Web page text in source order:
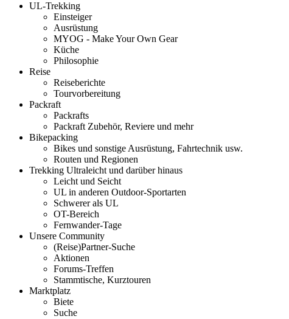
UL-Trekking
Einsteiger
Ausrüstung
MYOG - Make Your Own Gear
Küche
Philosophie
Reise
Reiseberichte
Tourvorbereitung
Packraft
Packrafts
Packraft Zubehör, Reviere und mehr
Bikepacking
Bikes und sonstige Ausrüstung, Fahrtechnik usw.
Routen und Regionen
Trekking Ultraleicht und darüber hinaus
Leicht und Seicht
UL in anderen Outdoor-Sportarten
Schwerer als UL
OT-Bereich
Fernwander-Tage
Unsere Community
(Reise)Partner-Suche
Aktionen
Forums-Treffen
Stammtische, Kurztouren
Marktplatz
Biete
Suche